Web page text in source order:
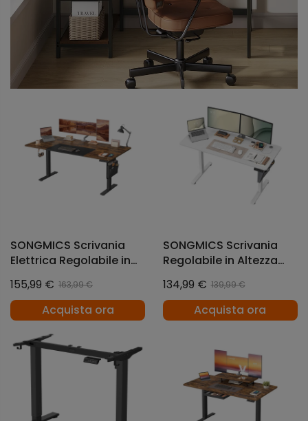
SONGMICS Scrivania
Elettrica Regolabile in
Memoria
155,99 € 163,99 €
Acquista ora
SONGMICS Scrivania
Regolabile in Altezza
Lavoro in Piedi
134,99 € 139,99 €
Acquista ora